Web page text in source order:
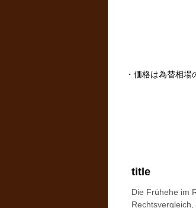
title
Die Frühehe im
・価格は為替相